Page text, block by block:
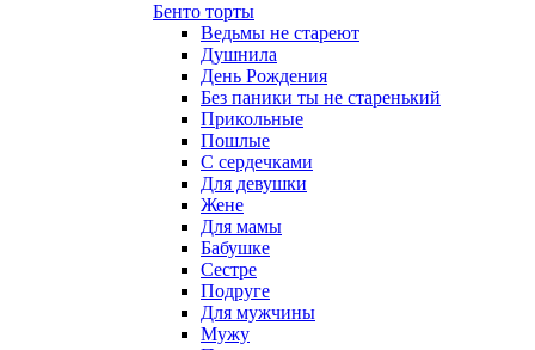
Бенто торты
Ведьмы не стареют
Душнила
День Рождения
Без паники ты не старенький
Прикольные
Пошлые
С сердечками
Для девушки
Жене
Для мамы
Бабушке
Сестре
Подруге
Для мужчины
Мужу